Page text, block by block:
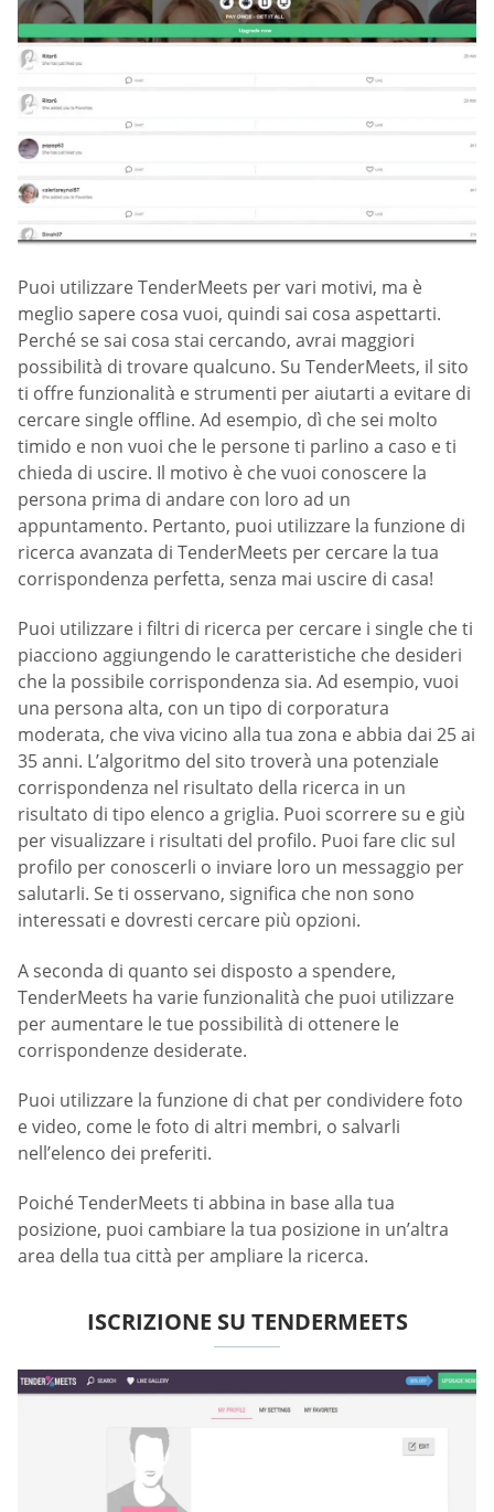
Puoi utilizzare TenderMeets per vari motivi, ma è
meglio sapere cosa vuoi, quindi sai cosa aspettarti.
Perché se sai cosa stai cercando, avrai maggiori
possibilità di trovare qualcuno. Su TenderMeets, il sito
ti offre funzionalità e strumenti per aiutarti a evitare di
cercare single offline. Ad esempio, dì che sei molto
timido e non vuoi che le persone ti parlino a caso e ti
chieda di uscire. Il motivo è che vuoi conoscere la
persona prima di andare con loro ad un
appuntamento. Pertanto, puoi utilizzare la funzione di
ricerca avanzata di TenderMeets per cercare la tua
corrispondenza perfetta, senza mai uscire di casa!
Puoi utilizzare i filtri di ricerca per cercare i single che ti
piacciono aggiungendo le caratteristiche che desideri
che la possibile corrispondenza sia. Ad esempio, vuoi
una persona alta, con un tipo di corporatura
moderata, che viva vicino alla tua zona e abbia dai 25 ai
35 anni. L’algoritmo del sito troverà una potenziale
corrispondenza nel risultato della ricerca in un
risultato di tipo elenco a griglia. Puoi scorrere su e giù
per visualizzare i risultati del profilo. Puoi fare clic sul
profilo per conoscerli o inviare loro un messaggio per
salutarli. Se ti osservano, significa che non sono
interessati e dovresti cercare più opzioni.
A seconda di quanto sei disposto a spendere,
TenderMeets ha varie funzionalità che puoi utilizzare
per aumentare le tue possibilità di ottenere le
corrispondenze desiderate.
Puoi utilizzare la funzione di chat per condividere foto
e video, come le foto di altri membri, o salvarli
nell’elenco dei preferiti.
Poiché TenderMeets ti abbina in base alla tua
posizione, puoi cambiare la tua posizione in un’altra
area della tua città per ampliare la ricerca.
ISCRIZIONE SU TENDERMEETS